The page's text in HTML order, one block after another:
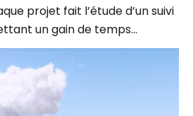
un gain de temps…